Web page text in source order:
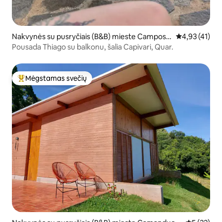
Nakvynės su pusryčiais (B&B) mieste Campos d
o Jordão
Vidutinis
4,93 (41)
Pousada Thiago su balkonu, šalia Capivari, Quar.
Svečių mėgstamiausias
Mėgstamas svečių